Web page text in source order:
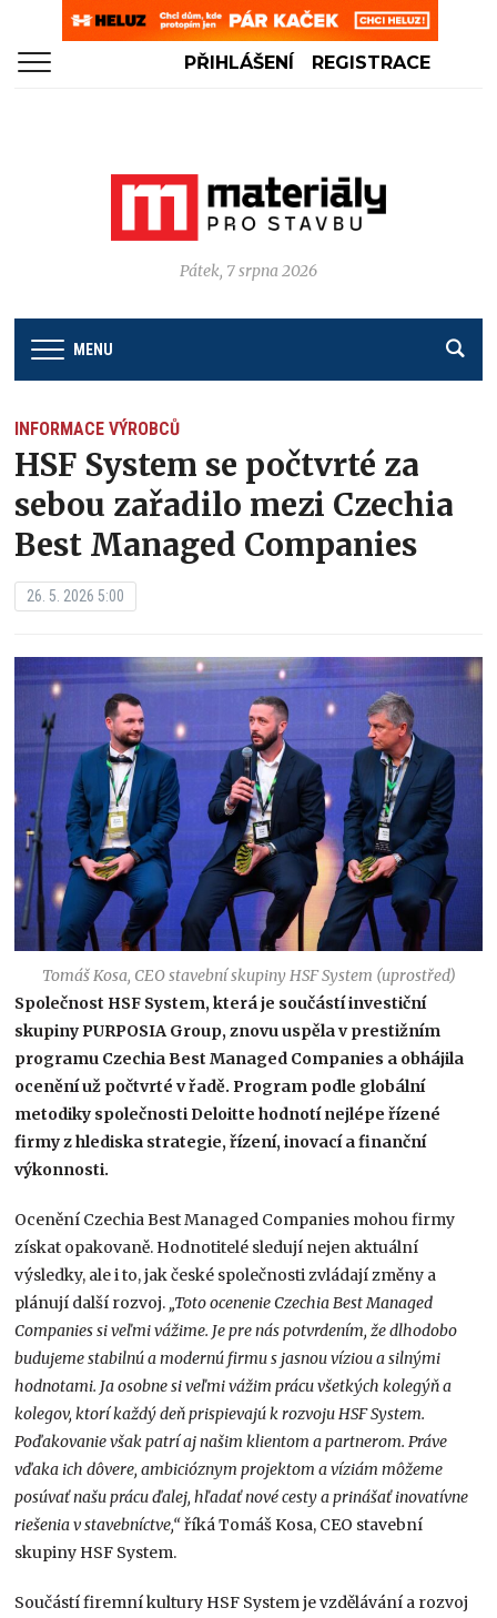
PŘIHLÁŠENÍ REGISTRACE
Pátek, 7 srpna 2026
MENU
INFORMACE VÝROBCŮ
HSF System se počtvrté za
sebou zařadilo mezi Czechia
Best Managed Companies
26. 5. 2026 5:00
Tomáš Kosa, CEO stavební skupiny HSF System (uprostřed)
Společnost HSF System, která je součástí investiční
skupiny PURPOSIA Group, znovu uspěla v prestižním
programu Czechia Best Managed Companies a obhájila
ocenění už počtvrté v řadě. Program podle globální
metodiky společnosti Deloitte hodnotí nejlépe řízené
firmy z hlediska strategie, řízení, inovací a finanční
výkonnosti.
Ocenění Czechia Best Managed Companies mohou firmy
získat opakovaně. Hodnotitelé sledují nejen aktuální
výsledky, ale i to, jak české společnosti zvládají změny a
plánují další rozvoj. „Toto ocenenie Czechia Best Managed
Companies si veľmi vážime. Je pre nás potvrdením, že dlhodobo
budujeme stabilnú a modernú firmu s jasnou víziou a silnými
hodnotami. Ja osobne si veľmi vážim prácu všetkých kolegýň a
kolegov, ktorí každý deň prispievajú k rozvoju HSF System.
Poďakovanie však patrí aj našim klientom a partnerom. Práve
vďaka ich dôvere, ambicióznym projektom a víziám môžeme
posúvať našu prácu ďalej, hľadať nové cesty a prinášať inovatívne
riešenia v stavebníctve,“říká Tomáš Kosa, CEO stavební
skupiny HSF System.
Součástí firemní kultury HSF System je vzdělávání a rozvoj